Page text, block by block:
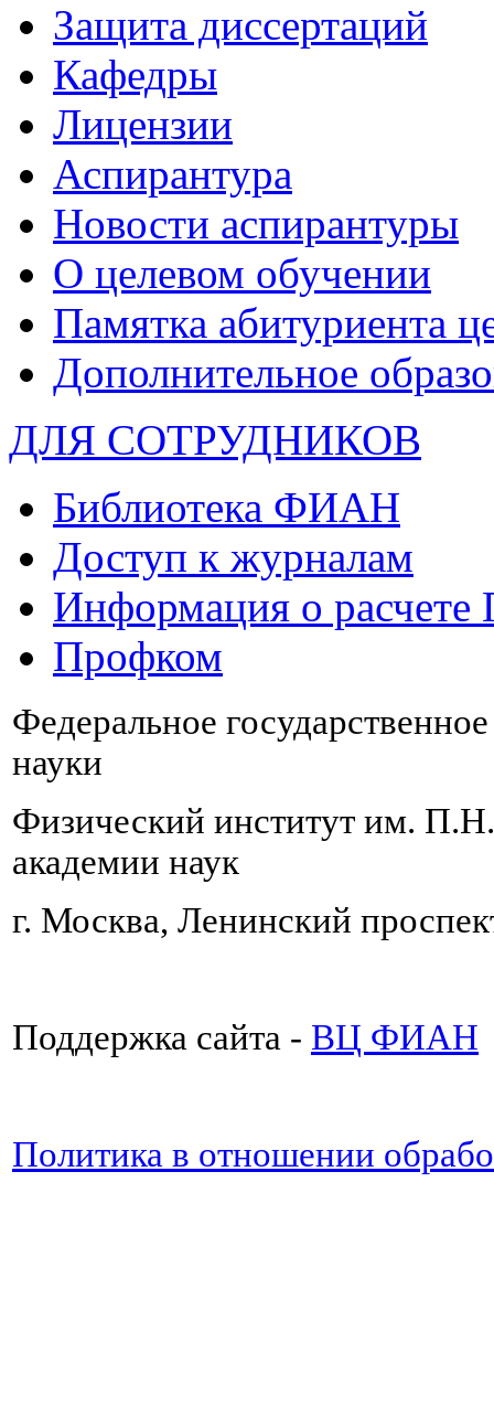
Защита диссертаций
Кафедры
Лицензии
Аспирантура
Новости аспирантуры
О целевом обучении
Памятка абитуриента
Дополнительное
ДЛЯ СОТРУДНИКОВ
Библиотека ФИАН
Доступ к журналам
Информация о
Профком
Федеральное
науки
Физический институт им.
академии наук
г. Москва, Ленинский
Поддержка сайта - ВЦ ФИАН
Политика в отношении